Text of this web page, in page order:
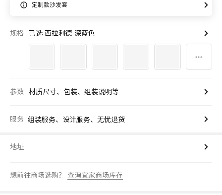
定制款沙发套
规格 已选 西拉利德 深蓝色
参数 材质尺寸、包装、组装说明等
服务 组装服务、设计服务、无忧退货
地址
想前往商场选购？ 查询宜家商场库存